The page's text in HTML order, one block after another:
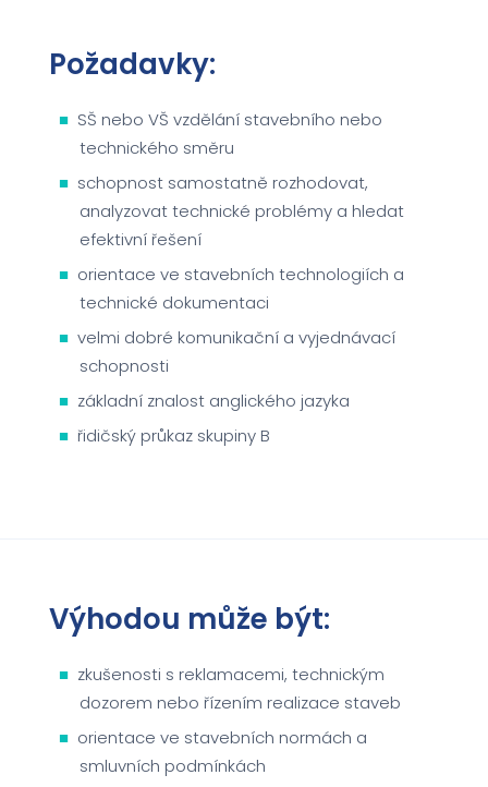
Požadavky:
SŠ nebo VŠ vzdělání stavebního nebo
technického směru
schopnost samostatně rozhodovat,
analyzovat technické problémy a hledat
efektivní řešení
orientace ve stavebních technologiích a
technické dokumentaci
velmi dobré komunikační a vyjednávací
schopnosti
základní znalost anglického jazyka
řidičský průkaz skupiny B
Výhodou může být:
zkušenosti s reklamacemi, technickým
dozorem nebo řízením realizace staveb
orientace ve stavebních normách a
smluvních podmínkách